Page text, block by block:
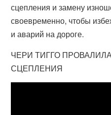
сцепления и замену
своевременно, чтобы
и аварий на дороге.
ЧЕРИ ТИГГО
СЦЕПЛЕНИЯ